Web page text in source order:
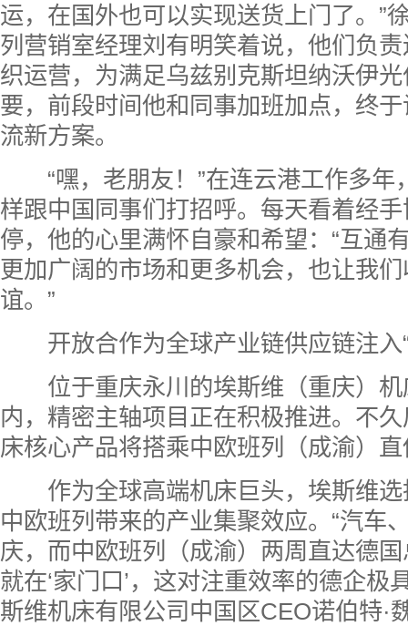
运，在国外也可以实现送货上门了。”
列营销室经理刘有明笑着说，他们负
织运营，为满足乌兹别克斯坦纳沃伊
要，前段时间他和同事加班加点，终
流新方案。
“嘿，老朋友！”在连云港工作多年
样跟中国同事们打招呼。每天看着经
停，他的心里满怀自豪和希望：“互通
更加广阔的市场和更多机会，也让我
谊。”
开放合作为全球产业链供应链注入
位于重庆永川的埃斯维（重庆）
内 ，精密主轴项目正在积极推进。不
床核心产品将搭乘中欧班列（成渝）
作为全球高端机床巨头，埃斯维选
中欧班列带来的产业集聚效应。“汽车
庆，而中欧班列（成渝）两周直达德
就在‘家门口’，这对注重效率的德企极
斯维机床有限公司中国区CEO诺伯特·